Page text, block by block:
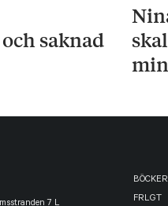
saknad
BÖCKER
FRLGT